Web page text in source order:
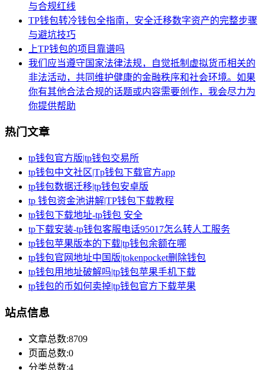
与合规红线
TP钱包转冷钱包全指南，安全迁移数字资产的完整步骤
与避坑技巧
上TP钱包的项目靠谱吗
我们应当遵守国家法律法规，自觉抵制虚拟货币相关的
非法活动，共同维护健康的金融秩序和社会环境。如果
你有其他合法合规的话题或内容需要创作，我会尽力为
你提供帮助
热门文章
tp钱包官方版|tp钱包交易所
tp钱包中文社区|Tp钱包下载官方app
tp钱包数据迁移|tp钱包安卓版
tp 钱包资金池讲解|TP钱包下载教程
tp钱包下载地址-tp钱包 安全
tp下载安装-tp钱包客服电话95017怎么转人工服务
tp钱包苹果版本的下载|tp钱包余额在哪
tp钱包官网地址中国版|tokenpocket删除钱包
tp钱包用地址破解吗|tp钱包苹果手机下载
tp钱包的币如何卖掉|tp钱包官方下载苹果
站点信息
文章总数:8709
页面总数:0
分类总数:4